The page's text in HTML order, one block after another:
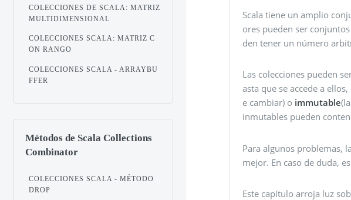
Scala tiene un amplio
ores pueden ser
den tener un número
Las colecciones pueden
asta que se accede a
e cambiar) o immutable
inmutables pueden
Para algunos problemas,
mejor. En caso de duda,
Este capítulo arroja luz
COLECCIONES DE SCALA: MATRIZ
MULTIDIMENSIONAL
COLECCIONES SCALA: MATRIZ C
ON RANGO
COLECCIONES SCALA - ARRAYBU
FFER
Métodos de Scala Collections
Combinator
COLECCIONES SCALA - MÉTODO
DROP